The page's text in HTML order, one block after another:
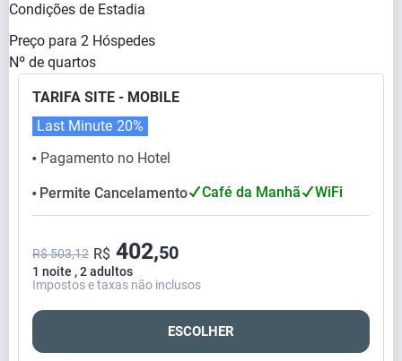
Condições de Estadia
Preço para 2 Hóspedes
Nº de quartos
TARIFA SITE - MOBILE
⬤ Pagamento no Hotel
Last Minute 20%
⬤ Permite Cancelamento Café da Manhã WiFi
1 noite , 2 adultos
R$ 503,12 R$ 402,50
Impostos e taxas não inclusos
ESCOLHER